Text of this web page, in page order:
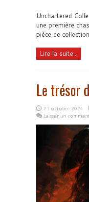
Unchartered
une première
pièce de
Lire la suite...
Le trésor
21 octobre 2024
Laisser un